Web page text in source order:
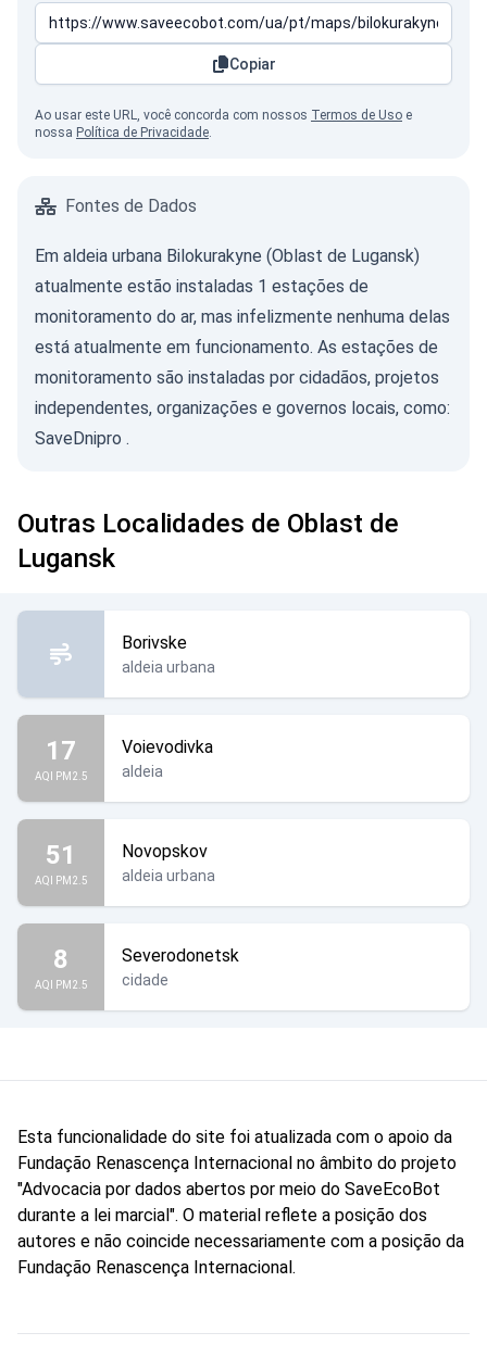
Copiar
Ao usar este URL, você concorda com nossos Termos de Uso e
nossa Política de Privacidade.
Fontes de Dados
Em aldeia urbana Bilokurakyne (Oblast de Lugansk)
atualmente estão instaladas 1 estações de
monitoramento do ar, mas infelizmente nenhuma delas
está atualmente em funcionamento. As estações de
monitoramento são instaladas por cidadãos, projetos
independentes, organizações e governos locais, como:
SaveDnipro .
Outras Localidades de Oblast de
Lugansk
Borivske
aldeia urbana
17
AQI PM2.5
Voievodivka
aldeia
51
AQI PM2.5
Novopskov
aldeia urbana
8
AQI PM2.5
Severodonetsk
cidade
Esta funcionalidade do site foi atualizada com o apoio da
Fundação Renascença Internacional no âmbito do projeto
"Advocacia por dados abertos por meio do SaveEcoBot
durante a lei marcial". O material reflete a posição dos
autores e não coincide necessariamente com a posição da
Fundação Renascença Internacional.